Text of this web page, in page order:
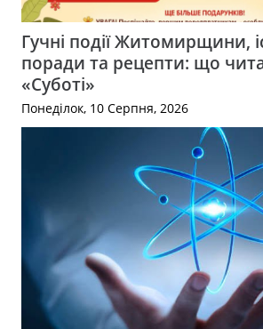
Гучні події Житомирщини,
поради та рецепти: що
«Суботі»
Понеділок, 10 Серпня, 2026